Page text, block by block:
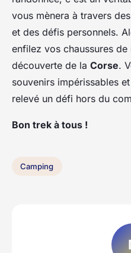
vous mènera à travers
et des défis personnels.
enfilez vos chaussures
découverte de la Corse.
souvenirs impérissables
relevé un défi hors du
Bon trek à tous !
Camping